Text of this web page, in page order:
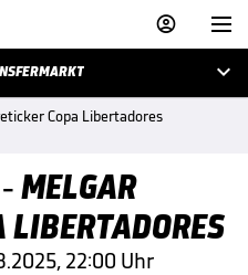



Copa Libertadores
MELGAR
LIBERTADORES
22:00 Uhr